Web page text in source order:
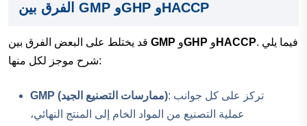
الفرق بين GMP وGHP وHACCP
GMP وGHP و HACCP. فيما يلي
شرح موجز لكل منها:
GMP (ممارسات التصنيع الجيد): تركز على كل جوانب
عملية التصنيع من المواد الخام إلى المنتج النهائي،